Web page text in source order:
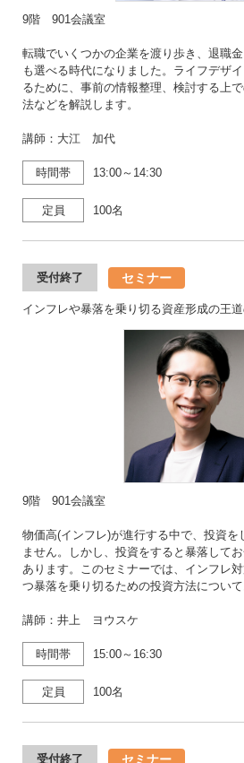
9階 901会議室
転職でいくつかの企業を渡り歩き、退職
も選べる時代になりました。ライフデザ
るために、事前の情報整理、検討する上
法などを解説します。
講師：大江 加代
時間帯 13:00～14:30
定員 100名
受付終了 セミナー
インフレや暴落を乗り切る資産形成の王
9階 901会議室
物価高(インフレ)が進行する中で、投資
ません。しかし、投資をすると暴落して
あります。このセミナーでは、インフレ
つ暴落を乗り切るための投資方法について
講師：井上 ヨウスケ
時間帯 15:00～16:30
定員 100名
受付終了 セミナー